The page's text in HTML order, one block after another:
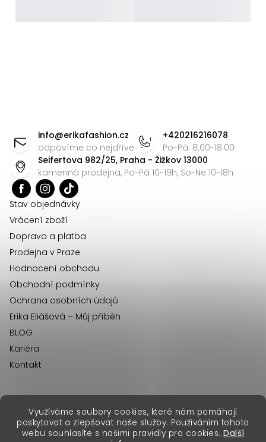
Využíváme soubory cookies, které nám pomáhají
poskytovat a zlepšovat naše služby. Používáním tohoto
webu souhlasíte s našimi pravidly pro cookies. Další
info@erikafashion.cz
odpovíme co nejdříve
+420216216078
Po-Pá: 8:00-18:00
Seifertova 982/25, Praha - Žižkov 13000
kamenná prodejna, Po-Pá 10-19h, So-Ne 10-18h
Stav objednávky
Vrácení zboží
Doprava a platba
Prodejna v Praze
Hodnocení obchodu
Obchodní podmínky
Ochrana osobních údajů
Erika Eliášová – Můj příběh
BLOG
Kariéra
Kontakt
Copyright 2026Erika Fashion. Všechna práva vyhrazena.
erikafashion.sk